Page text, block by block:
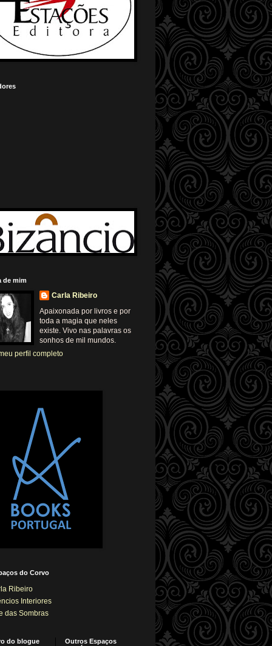
de mim
Carla Ribeiro
Apaixonada por livros e por
toda a magia que neles
existe. Vivo nas palavras os
sonhos de mil mundos.
perfil completo
do Corvo
Ribeiro
Interiores
das Sombras
do blogue
Outros Espaços